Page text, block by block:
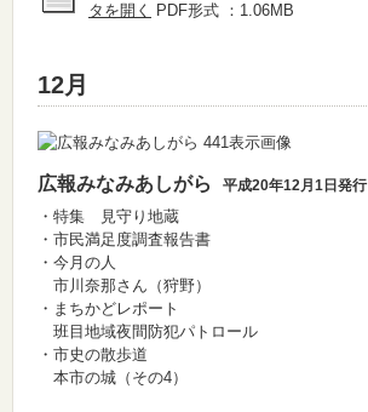
タを開く
PDF形式 ：1.06MB
12月
広報みなみあしがら 平成20年12月1日発行
・特集 見守り地蔵
・市民満足度調査報告書
・今月の人
市川奈那さん（狩野）
・まちかどレポート
班目地域夜間防犯パトロール
・市史の散歩道
本市の城（その4）